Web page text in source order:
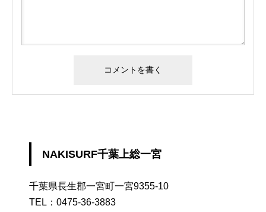
NAKISURF千葉上総一宮
千葉県長生郡一宮町一宮9355-10
TEL： 0475-36-3883